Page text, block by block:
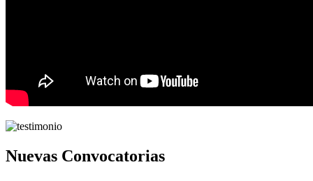
Nuevas Convocatorias